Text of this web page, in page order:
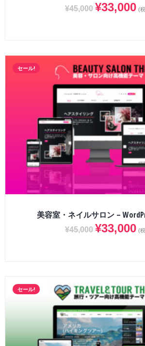
¥45,000 ¥33,000 (
セール!
美容室・ネイルサロン –
¥45,000 ¥33,000 (
セール!